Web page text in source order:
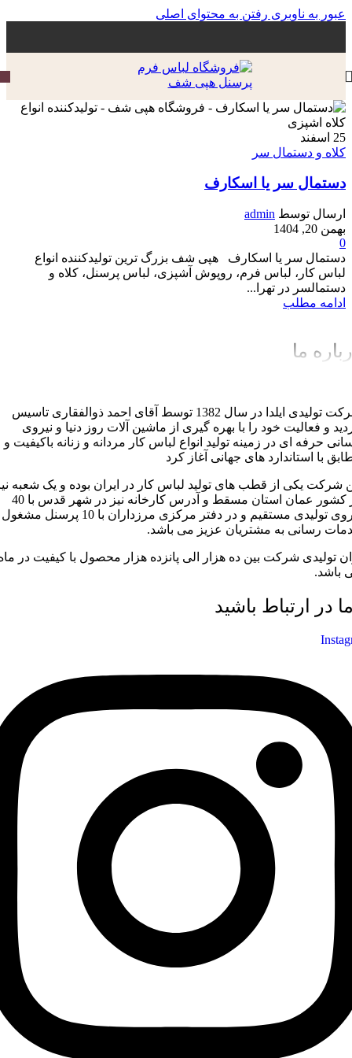
عبور به ناوبری رفتن به محتوای اصلی
25 اسفند
کلاه و دستمال سر
دستمال سر یا اسکارف
ارسال توسط admin
بهمن 20, 1404
0
دستمال سر یا اسکارف هپی شف بزرگ ترین تولیدکننده انواع
لباس کار، لباس فرم، روپوش آشپزی، لباس پرسنل، کلاه و
دستمالسر در تهرا...
ادامه مطلب
ما
شرکت تولیدی ایلدا در سال 1382 توسط آقای احمد ذوالفقاری تاسیس
و فعالیت خود را با بهره گیری از ماشین آلات روز دنیا و نیروی
حرفه ای در زمینه تولید انواع لباس کار مردانه و زنانه باکیفیت و
با استاندارد های جهانی آغاز کرد
شرکت یکی از قطب های تولید لباس کار در ایران بوده و یک شعبه
در کشور عمان استان مسقط و آدرس کارخانه نیز در شهر قدس با 40
نیروی تولیدی مستقیم و در دفتر مرکزی مرزداران با 10 پرسنل مشغول
رسانی به مشتریان عزیز می باشد.
تولیدی شرکت بین ده هزار الی پانزده هزار محصول با کیفیت در
باشد.
در ارتباط باشید